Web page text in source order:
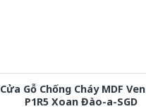
Cửa Gỗ Chống Cháy MDF
P1R5 Xoan Đào-a-SGD